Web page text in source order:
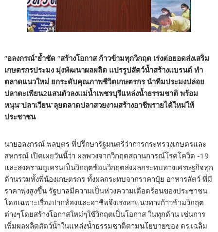
“อลงกรณ์”ย้ำชัด “สร้างโอกาส ก้าวข้ามทุกวิกฤต เร่งต่อยอดส่งเสริม
เกษตรกรประมง มุ่งพัฒนาผลผลิต แปรรูปสัตว์น้ำสร้างแบรนด์ ทำ
ตลาดแนวใหม่ ยกระดับคุณภาพชีวิตเกษตรกร นำทีมประมงปล่อย
ปลาตะเพียน2แสนตัวลงแม่น้ำเพชรบุรีแหล่งน้ำธรรมชาติ พร้อม
หนุน”ปลาเวียน”ลุยตลาดปลาสวยงามสร้างอาชีพรายได้ใหม่ให้
ประชาชน
นายอลงกรณ์ พลบุตร ที่ปรึกษารัฐมนตรีว่าการกระทรวงเกษตรและ
สหกรณ์ เปิดเผยวันนี้ว่า ผลพวงจากวิกฤตสถานการณ์โรคโควิด -19
และสงครามยูเครนเป็นวิกฤตซ้อนวิกฤตส่งผลกระทบทางเศรษฐกิจทุก
ด้านรวมทั้งพี่น้องเกษตรกร ทั้งผลกระทบจากราคาปุ๋ย อาหารสัตว์ ที่มี
ราคาพุ่งสูงขึ้น รัฐบาลมีความเป็นห่วงความเดือดร้อนของประชาชน
โดยเฉพาะเรื่องปากท้องและอาชีพจึงเร่งหาแนวทางก้าวข้ามวิกฤต
ต่างๆโดยสร้างโอกาสใหม่ๆใช้วิกฤตเป็นโอกาส ในทุกด้าน เช่นการ
เพิ่มผลผลิตสัตว์น้ำในแหล่งน้ำธรรมชาติตามนโยบายของ ดร.เฉลิม